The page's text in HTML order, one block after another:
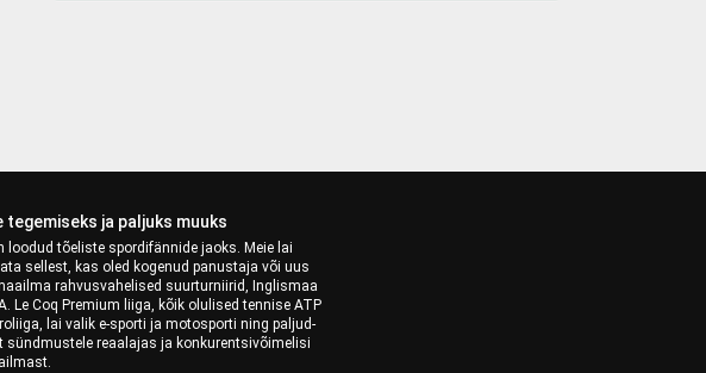
ja paljuks muuks
loodud tõeliste spordifännide jaoks. Meie lai
sellest, kas oled kogenud panustaja või uus
rahvusvahelised suurturniirid, Inglismaa
Le Coq Premium liiga, kõik olulised tennise ATP
lai valik e-sporti ja motosporti ning paljud-
reaalajas ja konkurentsivõimelisi